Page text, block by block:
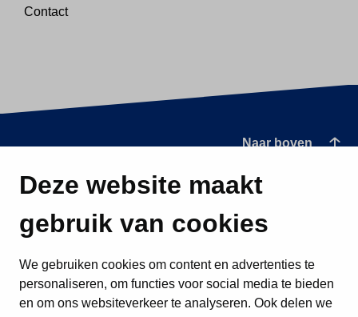
Deze website maakt
gebruik van cookies
We gebruiken cookies om content en advertenties te
personaliseren, om functies voor social media te bieden
en om ons websiteverkeer te analyseren. Ook delen we
Contact
Naar boven